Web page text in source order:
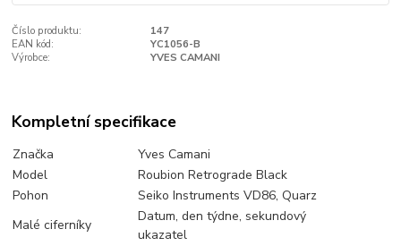
Číslo produktu:
147
EAN kód:
YC1056-B
Výrobce:
YVES CAMANI
Kompletní specifikace
Značka
Yves Camani
Model
Roubion Retrograde Black
Pohon
Seiko Instruments VD86, Quarz
Malé ciferníky
Datum, den týdne, sekundový
ukazatel